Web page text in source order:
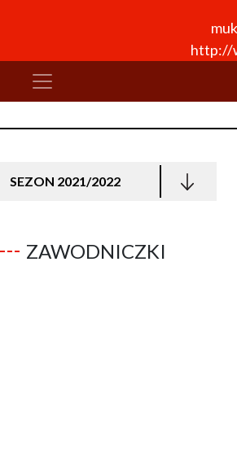
http://
SEZON 2021/2022
ZAWODNICZKI